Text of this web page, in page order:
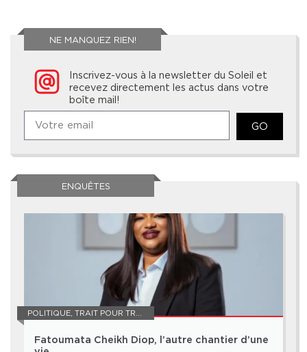
NE MANQUEZ RIEN!
Inscrivez-vous à la newsletter du Soleil et
recevez directement les actus dans votre
boîte mail!
GO
ENQUÊTES
POLITIQUE, TRAIT POUR TRAIT
Fatoumata Cheikh Diop, l’autre chantier d’une